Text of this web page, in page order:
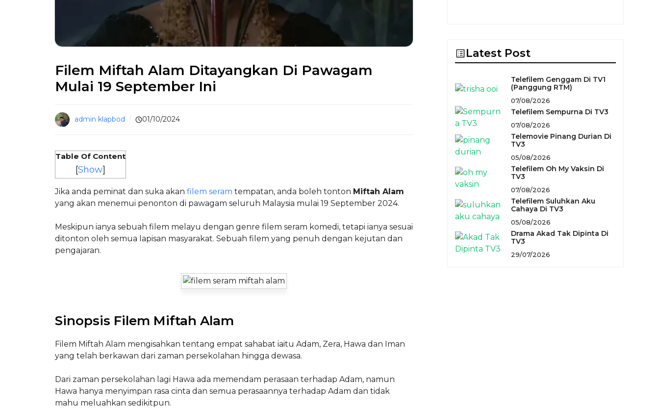
Filem Miftah Alam Ditayangkan Di Pawagam
Mulai 19 September Ini
admin klapbod 01/10/2024
Table Of Content
[Show]
Jika anda peminat dan suka akan filem seram tempatan, anda boleh tonton Miftah Alam
yang akan menemui penonton di pawagam seluruh Malaysia mulai 19 September 2024.
Meskipun ianya sebuah filem melayu dengan genre filem seram komedi, tetapi ianya sesuai
ditonton oleh semua lapisan masyarakat. Sebuah filem yang penuh dengan kejutan dan
pengajaran.
Sinopsis Filem Miftah Alam
Filem Miftah Alam mengisahkan tentang empat sahabat iaitu Adam, Zera, Hawa dan Iman
yang telah berkawan dari zaman persekolahan hingga dewasa.
Dari zaman persekolahan lagi Hawa ada memendam perasaan terhadap Adam, namun
Hawa hanya menyimpan rasa cinta dan semua perasaannya terhadap Adam dan tidak
mahu meluahkan sedikitpun.
Latest Post
Telefilem Genggam Di TV1
(Panggung RTM)
07/08/2026
Telefilem Sempurna Di TV3
07/08/2026
Telemovie Pinang Durian Di
TV3
05/08/2026
Telefilem Oh My Vaksin Di
TV3
07/08/2026
Telefilem Suluhkan Aku
Cahaya Di TV3
05/08/2026
Drama Akad Tak Dipinta Di
TV3
29/07/2026